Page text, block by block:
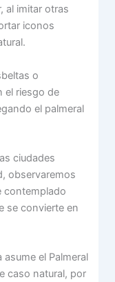
al imitar otras
iconos
o
el riesgo de
el palmeral
ciudades
observaremos
contemplado
se convierte en
el Palmeral
caso natural, por